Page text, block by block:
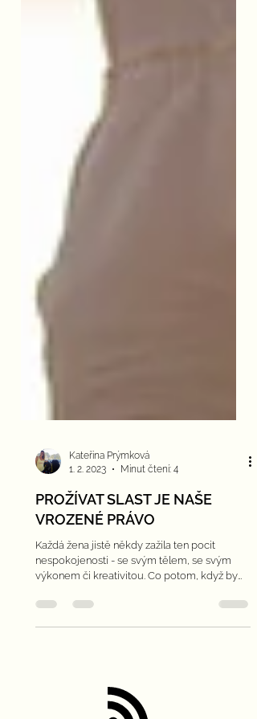
Kateřina Prýmková
1. 2. 2023
Minut čtení: 4
VROZENÉ PRÁVO
Každá žena jistě někdy zažila ten pocit
výkonem či kreativitou. Co potom, když by
přišla řeč na...